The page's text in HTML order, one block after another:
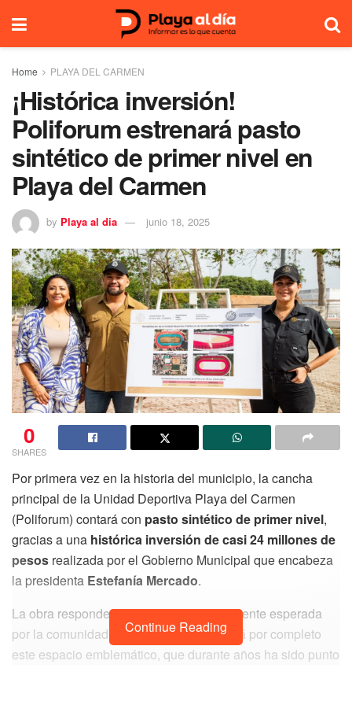
Home PLAYA DEL CARMEN
¡Histórica inversión!
Poliforum estrenará pasto
sintético de primer nivel en
Playa del Carmen
by Playa al dia junio 18, 2025
0
SHARES
Por primera vez en la historia del municipio, la cancha
principal de la Unidad Deportiva Playa del Carmen
(Poliforum) contará con pasto sintético de primer nivel,
gracias a una histórica inversión de casi 24 millones de
pesos realizada por el Gobierno Municipal que encabeza
la presidenta Estefanía Mercado.
La obra responde a una demanda largamente esperada
por la comunidad deportiva y transformará por completo
este espacio emblemático, que durante años ha sido punto
Continue Reading